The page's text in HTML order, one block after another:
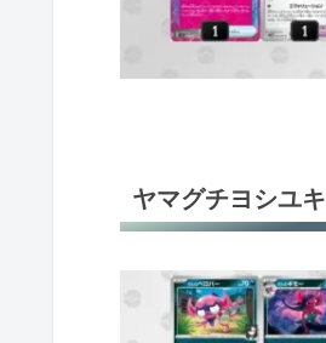
ヤマグチヨシユキ